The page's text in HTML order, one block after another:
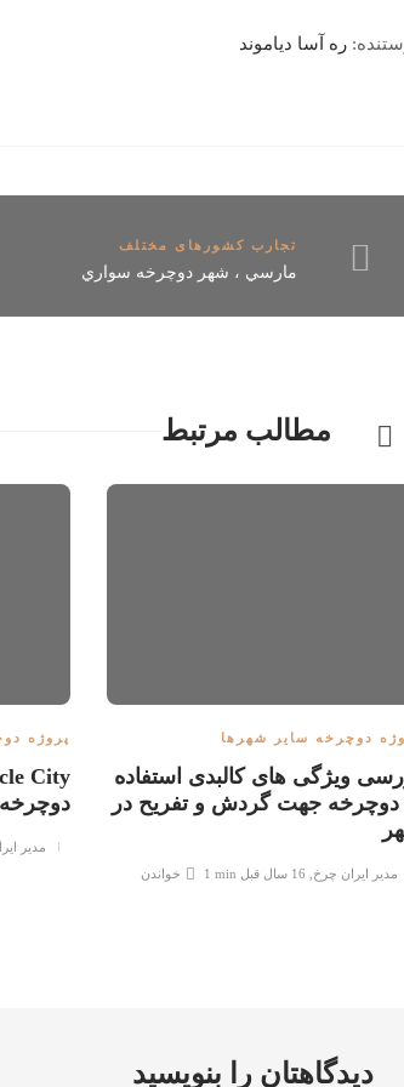
ره آسا دیاموند
تجارب کشورهای مختلف
مارسي ، شهر دوچرخه سواري
مطالب مرتبط
دوچرخه سایر شهرها
ویژگی های کالبدی استفاده
دوچرخه جهت گردش و تفریح در
مدیر ایران چرخ, 16 سال قبل 1 min خواندن
پروژه
دوچرخه
مدیر
دیدگاهتان را بنویسید